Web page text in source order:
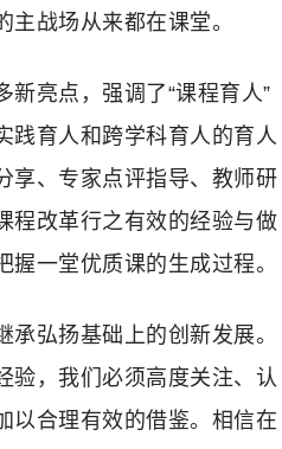
战场从来都在课堂。
亮点，强调了“课程育人”
践育人和跨学科育人的育人
享、专家点评指导、教师研
程改革行之有效的经验与做
一堂优质课的生成过程。
弘扬基础上的创新发展。
验，我们必须高度关注、认
以合理有效的借鉴。相信在